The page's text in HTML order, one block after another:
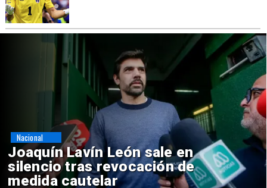
Chile y Venezuela formalizan
reinicio de relaciones
consulares
Nacional